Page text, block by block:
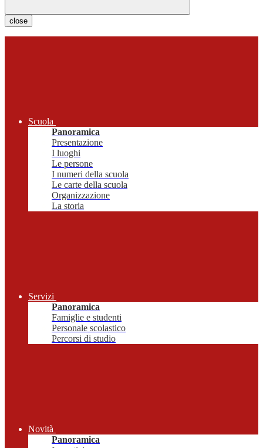
close
Scuola
Panoramica
Presentazione
I luoghi
Le persone
I numeri della scuola
Le carte della scuola
Organizzazione
La storia
Servizi
Panoramica
Famiglie e studenti
Personale scolastico
Percorsi di studio
Novità
Panoramica